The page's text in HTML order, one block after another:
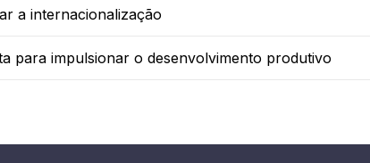
a internacionalização
para impulsionar o desenvolvimento produtivo